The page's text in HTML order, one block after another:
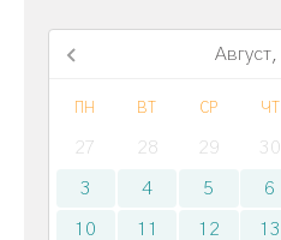
Август,
ПН ВТ СР ЧТ
27 28 29 30
3 4 5 6
10 11 12 13